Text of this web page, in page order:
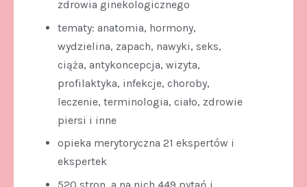
zdrowia ginekologicznego
tematy: anatomia, hormony,
wydzielina, zapach, nawyki, seks,
ciąża, antykoncepcja, wizyta,
profilaktyka, infekcje, choroby,
leczenie, terminologia, ciało, zdrowie
piersi i inne
opieka merytoryczna 21 ekspertów i
ekspertek
520 stron, a na nich 449 pytań i